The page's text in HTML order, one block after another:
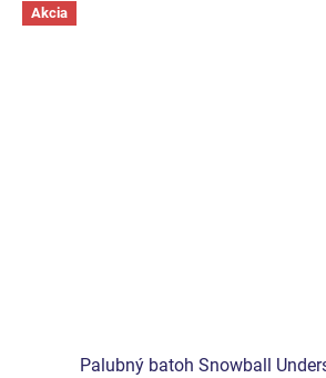
Akcia
Palubný batoh Snowball